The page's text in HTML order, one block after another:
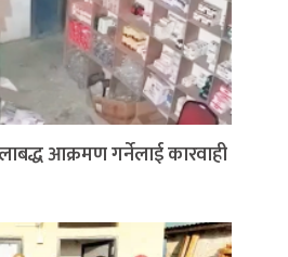
आक्रमण गर्नेलाई कारवाही